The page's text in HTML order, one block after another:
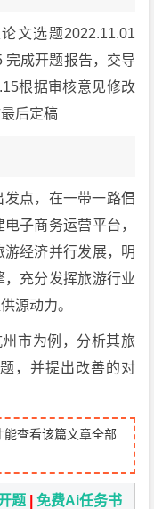
文选题2022.11.01
完成开题报告，交导
根据审核意见修改
后定稿
点，在一带一路倡
子商务运营平台，
经济并行发展，明
充分发挥旅游行业
源动力。
市为例，分析其旅
，并提出改善的对
能查看该篇文章全部
题 |免费Ai任务书